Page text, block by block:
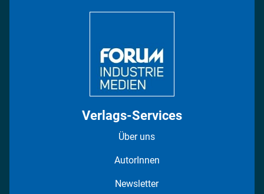
Verlags-Services
Über uns
AutorInnen
Newsletter